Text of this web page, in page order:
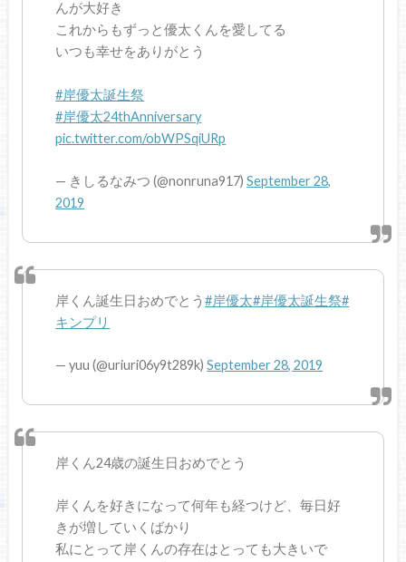
んが大好き
これからもずっと優太くんを愛してる
いつも幸せをありがとう
#岸優太誕生祭
#岸優太24thAnniversary
pic.twitter.com/obWPSqiURp
— きしるなみつ (@nonruna917)September 28,
2019
岸くん誕生日おめでとう#岸優太#岸優太誕生祭#
キンプリ
— yuu (@uriuri06y9t289k)September 28, 2019
岸くん24歳の誕生日おめでとう
岸くんを好きになって何年も経つけど、毎日好
きが増していくばかり
私にとって岸くんの存在はとっても大きいで